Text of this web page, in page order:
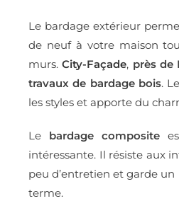
Le bardage extérieur
de neuf à votre maison
murs.City-Façade, près de
travaux de bardage bois.
les styles et apporte du
Le bardage composite
intéressante. Il résiste aux
peu d’entretien et garde
terme.